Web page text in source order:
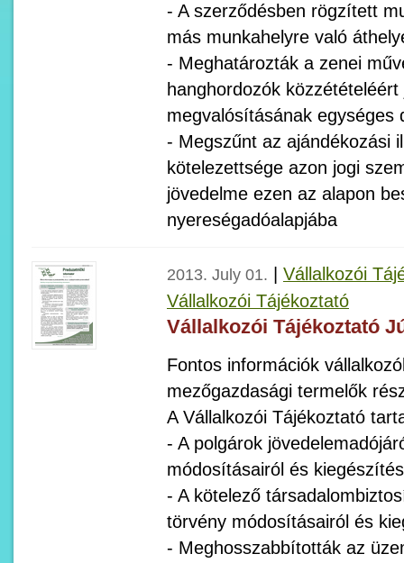
- A szerződésben rögzített
más munkahelyre való
- Meghatározták a zenei
hanghordozók
megvalósításának egységes
- Megszűnt az ajándékozási
kötelezettsége azon jogi
jövedelme ezen az alapon
nyereségadóalapjába
2013. July 01.
Vállalkozói
Vállalkozói Tájékoztató
Vállalkozói Tájékoztató
Fontos információk
mezőgazdasági termelők
A Vállalkozói Tájékoztató
- A polgárok
módosításairól és
- A kötelező
törvény módosításairól és
- Meghosszabbították az